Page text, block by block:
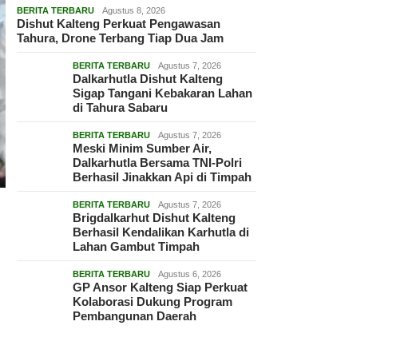
BERITA TERBARU Agustus 8, 2026
Dishut Kalteng Perkuat Pengawasan
Tahura, Drone Terbang Tiap Dua Jam
BERITA TERBARU Agustus 7, 2026
Dalkarhutla Dishut Kalteng
Sigap Tangani Kebakaran Lahan
di Tahura Sabaru
BERITA TERBARU Agustus 7, 2026
Meski Minim Sumber Air,
Dalkarhutla Bersama TNI-Polri
Berhasil Jinakkan Api di Timpah
BERITA TERBARU Agustus 7, 2026
Brigdalkarhut Dishut Kalteng
Berhasil Kendalikan Karhutla di
Lahan Gambut Timpah
BERITA TERBARU Agustus 6, 2026
GP Ansor Kalteng Siap Perkuat
Kolaborasi Dukung Program
Pembangunan Daerah